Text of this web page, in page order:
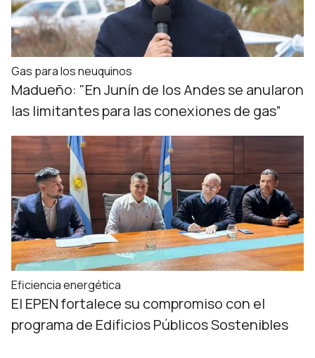
Gas para los neuquinos
Madueño: "En Junín de los Andes se anularon
las limitantes para las conexiones de gas”
Eficiencia energética
El EPEN fortalece su compromiso con el
programa de Edificios Públicos Sostenibles